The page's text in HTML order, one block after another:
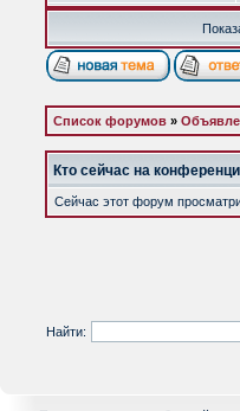
Список форумов »
Кто сейчас на
Сейчас этот форум
Найти: